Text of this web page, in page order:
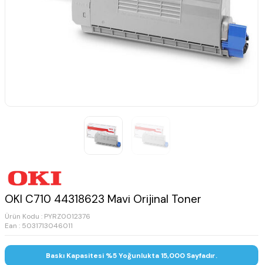
OKI C710 44318623 Mavi Orijinal Toner
Ürün Kodu : PYRZ0012376
Ean : 5031713046011
Baskı Kapasitesi %5 Yoğunlukta 15,000 Sayfadır.